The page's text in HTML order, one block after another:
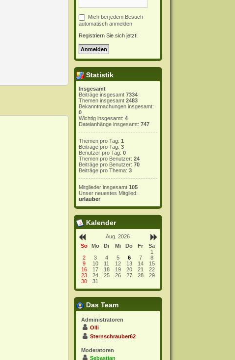
Mich bei jedem Besuch
automatisch anmelden
Registriern Sie sich jetzt!
Statistik
Insgesamt
Beiträge insgesamt7334
Themen insgesamt2483
Bekanntmachungen insgesamt:
0
Wichtig insgesamt:4
Dateianhänge insgesamt:747
Themen pro Tag:1
Beiträge pro Tag:3
Benutzer pro Tag:0
Themen pro Benutzer:24
Beiträge pro Benutzer:70
Beiträge pro Thema:3
Mitglieder insgesamt105
Unser neuestes Mitglied:
urlauber
Kalender
Aug. 2026
So
Mo Di Mi Do Fr
Sa
1
2
3 4 5 6 7
8
9
10 11 12 13 14
15
16
17 18 19 20 21
22
23
24 25 26 27 28
29
30
31
Das Team
Administratoren
Olli
Sternschrauber62
Moderatoren
Sebastian